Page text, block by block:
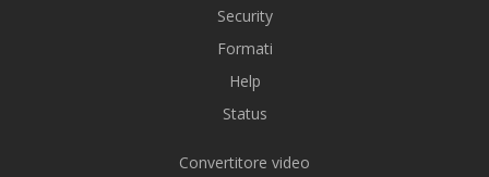
Security
Formati
Help
Status
Convertitore video